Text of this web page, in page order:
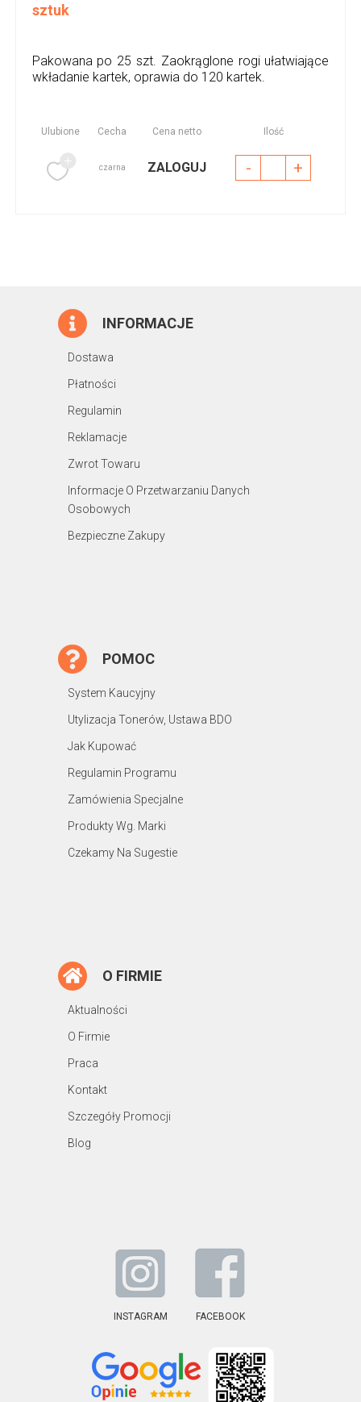
sztuk
Pakowana po 25 szt. Zaokrąglone rogi ułatwiające
wkładanie kartek, oprawia do 120 kartek.
Ulubione Cecha Cena netto Ilość
czarna ZALOGUJ - +
INFORMACJE
Dostawa
Płatności
Regulamin
Reklamacje
Zwrot Towaru
Informacje O Przetwarzaniu Danych
Osobowych
Bezpieczne Zakupy
POMOC
System Kaucyjny
Utylizacja Tonerów, Ustawa BDO
Jak Kupować
Regulamin Programu
Zamówienia Specjalne
Produkty Wg. Marki
Czekamy Na Sugestie
O FIRMIE
Aktualności
O Firmie
Praca
Kontakt
Szczegóły Promocji
Blog
INSTAGRAM FACEBOOK